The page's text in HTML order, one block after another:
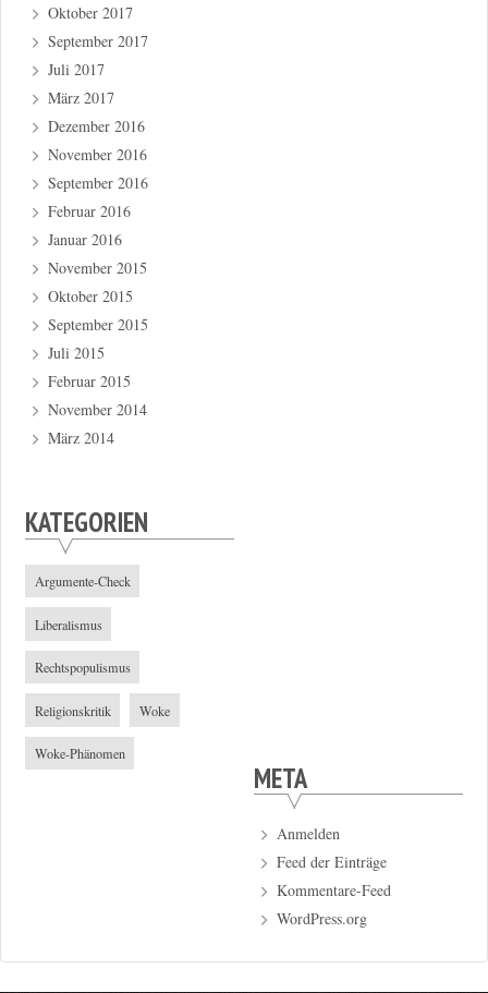
Oktober 2017
September 2017
Juli 2017
März 2017
Dezember 2016
November 2016
September 2016
Februar 2016
Januar 2016
November 2015
Oktober 2015
September 2015
Juli 2015
Februar 2015
November 2014
März 2014
KATEGORIEN
Argumente-Check
Liberalismus
Rechtspopulismus
Religionskritik Woke
Woke-Phänomen
META
Anmelden
Feed der Einträge
Kommentare-Feed
WordPress.org